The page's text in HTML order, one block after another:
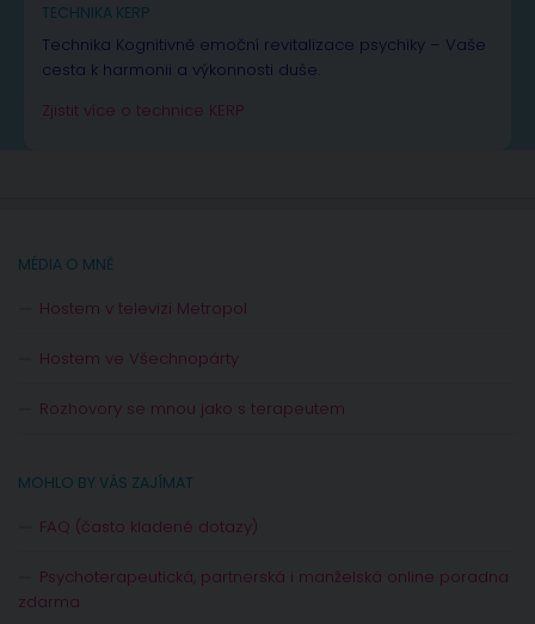
TECHNIKA KERP
Technika Kognitivně emoční revitalizace psychiky – Vaše
cesta k harmonii a výkonnosti duše.
Zjistit více o technice KERP
MÉDIA O MNĚ
Hostem v televizi Metropol
Hostem ve Všechnopárty
Rozhovory se mnou jako s terapeutem
MOHLO BY VÁS ZAJÍMAT
FAQ (často kladené dotazy)
Psychoterapeutická, partnerská i manželská online poradna
zdarma